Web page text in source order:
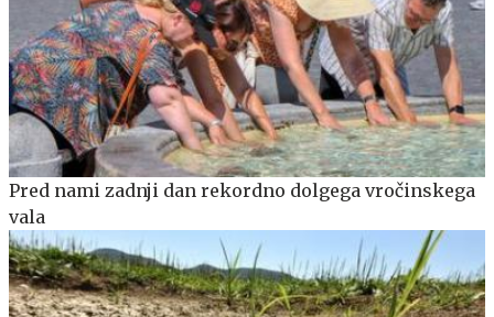
Pred nami zadnji dan rekordno dolgega vročinskega
vala